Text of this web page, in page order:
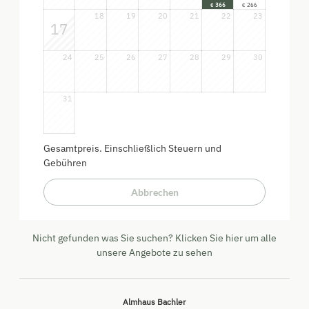
€ 366 € 266
17
18 19 20 21 22 23
24 25 26 27 28 29 30
31
Gesamtpreis. Einschließlich Steuern und
Gebühren
Abbrechen
Nicht gefunden was Sie suchen? Klicken Sie hier um alle
unsere Angebote zu sehen
Almhaus Bachler